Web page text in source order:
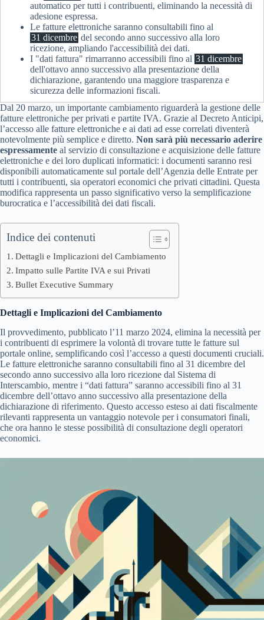
automatico per tutti i contribuenti, eliminando la necessità di
adesione espressa.
Le fatture elettroniche saranno consultabili fino al
31 dicembre del secondo anno successivo alla loro
ricezione, ampliando l'accessibilità dei dati.
I "dati fattura" rimarranno accessibili fino al 31 dicembre
dell'ottavo anno successivo alla presentazione della
dichiarazione, garantendo una maggiore trasparenza e
sicurezza delle informazioni fiscali.
Dal 20 marzo, un importante cambiamento riguarderà la gestione delle
fatture elettroniche per privati e partite IVA. Grazie al Decreto Anticipi,
l’accesso alle fatture elettroniche e ai dati ad esse correlati diventerà
notevolmente più semplice e diretto. Non sarà più necessario aderire
espressamente al servizio di consultazione e acquisizione delle fatture
elettroniche e dei loro duplicati informatici: i documenti saranno resi
disponibili automaticamente sul portale dell’Agenzia delle Entrate per
tutti i contribuenti, sia operatori economici che privati cittadini. Questa
modifica rappresenta un passo significativo verso la semplificazione
burocratica e l’accessibilità dei dati fiscali.
Indice dei contenuti
Dettagli e Implicazioni del Cambiamento
Impatto sulle Partite IVA e sui Privati
Bullet Executive Summary
Dettagli e Implicazioni del Cambiamento
Il provvedimento, pubblicato l’11 marzo 2024, elimina la necessità per
i contribuenti di esprimere la volontà di trovare tutte le fatture sul
portale online, semplificando così l’accesso a questi documenti cruciali.
Le fatture elettroniche saranno consultabili fino al 31 dicembre del
secondo anno successivo alla loro ricezione dal Sistema di
Interscambio, mentre i “dati fattura” saranno accessibili fino al 31
dicembre dell’ottavo anno successivo alla presentazione della
dichiarazione di riferimento. Questo accesso esteso ai dati fiscalmente
rilevanti rappresenta un vantaggio notevole per i consumatori finali,
che ora hanno le stesse possibilità di consultazione degli operatori
economici.